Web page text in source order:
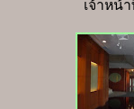
เจ้าหน้